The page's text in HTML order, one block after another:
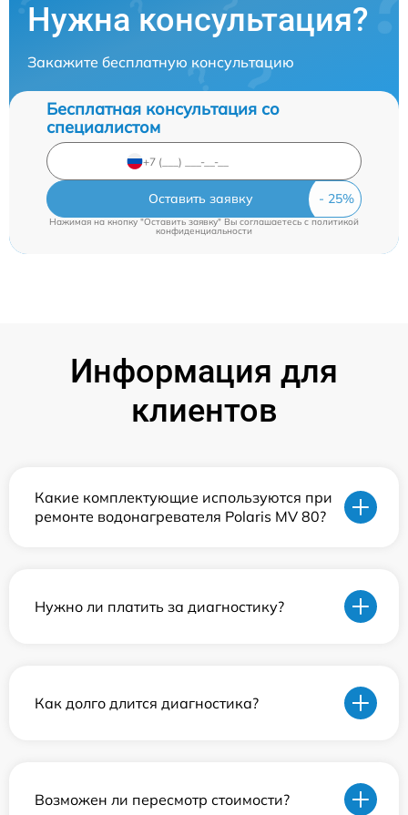
Нужна консультация?
Закажите бесплатную консультацию
Бесплатная консультация со
специалистом
Оставить заявку
Нажимая на кнопку "Оставить заявку" Вы соглашаетесь cполитикой
конфиденциальности
Информация для
клиентов
Какие комплектующие используются при
ремонте водонагревателя Polaris MV 80?
Нужно ли платить за диагностику?
Как долго длится диагностика?
Возможен ли пересмотр стоимости?